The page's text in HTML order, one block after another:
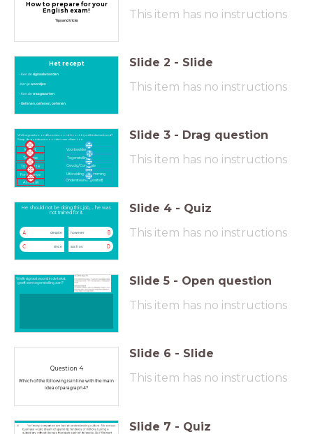
How to prepare for your
English exam!
Tips and tricks
This item has no instructions
Het recept
- Ken designaalwoorden
-Ken jewoordjes
- Ken devraagsoorten
-Oefenen, oefenen, oefenen
Slide 2 - Slide
This item has no instructions
Welk signaalwoord/functiewoord hoort bij welk tekstverband?
Sleep de goede antwoorden naar elkaar toe.
As well as
In short
To praise
To criticize
For instance
Uitbreiding/Opsomming
Gevolg/Conclusie
Ondersteunen (positief)
Tegenstelling
Voorbeelden
Slide 3 - Drag question
This item has no instructions
He should not be doing this job, ... he was
not trained for it.
A despite B
however
C since D
such as
Slide 4 - Quiz
This item has no instructions
Welk signaal woord in de tekst
geeft een tegenstelling aan?
Slide 5 - Open question
This item has no instructions
Question 4
Which of the following is in line with the main
idea of paragraph 4?
Slide 6 - Slide
This item has no instructions
Slide 7 - Quiz